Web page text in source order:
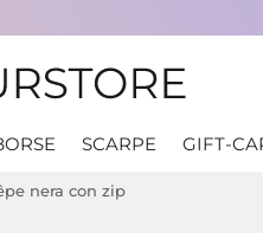
SCARPE GIFT-
nera con zip